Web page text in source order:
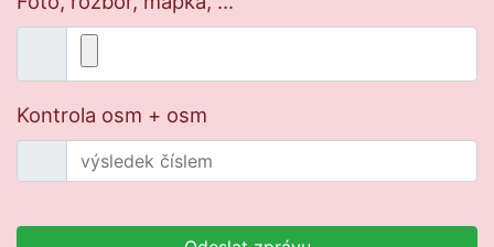
Kontrola osm + osm